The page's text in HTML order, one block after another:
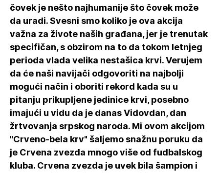
čovek je nešto najhumanije što čovek može
da uradi. Svesni smo koliko je ova akcija
važna za živote naših građana, jer je trenutak
specifičan, s obzirom na to da tokom letnjeg
perioda vlada velika nestašica krvi. Verujem
da će naši navijači odgovoriti na najbolji
mogući način i oboriti rekord kada su u
pitanju prikupljene jedinice krvi, posebno
imajući u vidu da je danas Vidovdan, dan
žrtvovanja srpskog naroda. Mi ovom akcijom
"Crveno-bela krv" šaljemo snažnu poruku da
je Crvena zvezda mnogo više od fudbalskog
kluba. Crvena zvezda je uvek bila šampion i